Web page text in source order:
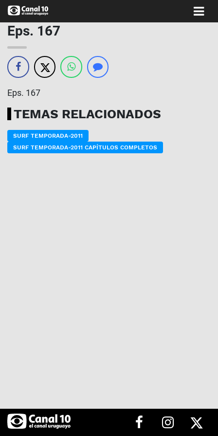
Eps. 167
Eps. 167
TEMAS RELACIONADOS
SURF TEMPORADA-2011
SURF TEMPORADA-2011 CAPÍTULOS COMPLETOS